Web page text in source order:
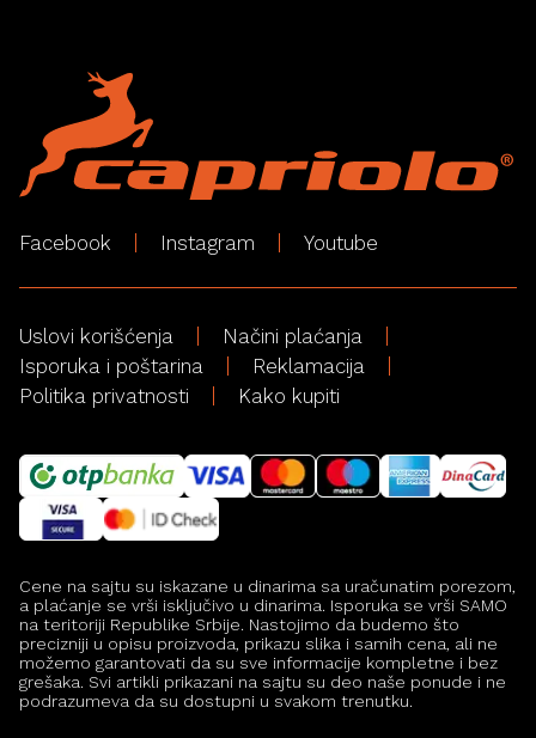
Facebook Instagram Youtube
Uslovi korišćenja
Načini plaćanja
Isporuka i poštarina
Reklamacija
Politika privatnosti
Kako kupiti
Cene na sajtu su iskazane u dinarima sa uračunatim porezom,
a plaćanje se vrši isključivo u dinarima. Isporuka se vrši SAMO
na teritoriji Republike Srbije. Nastojimo da budemo što
precizniji u opisu proizvoda, prikazu slika i samih cena, ali ne
možemo garantovati da su sve informacije kompletne i bez
grešaka. Svi artikli prikazani na sajtu su deo naše ponude i ne
podrazumeva da su dostupni u svakom trenutku.